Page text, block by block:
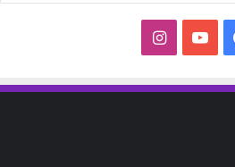
فيسبوك‫YouTubeانستقرام